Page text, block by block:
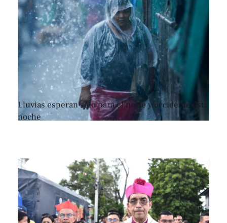
Lluvias esperan sólo para el norte y occidente esta
noche